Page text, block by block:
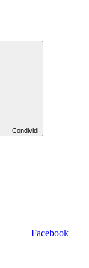
Condividi
Facebook